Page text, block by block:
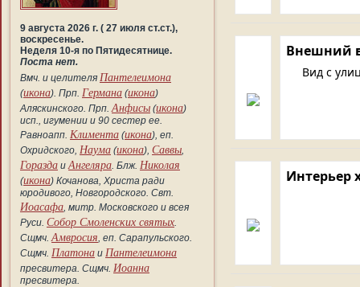
9 августа 2026 г. ( 27 июля ст.ст.),
воскресенье.
Неделя 10-я по Пятидесятнице.
Поста нет.
Вмч. и целителя Пантелеимона
(икона). Прп. Германа (икона)
Аляскинского. Прп.Анфисы (икона)
исп., игумении и 90 сестер ее.
Равноапп. Климента (икона), еп.
Охридского, Наума (икона), Саввы,
Горазда иАнгеляра. Блж. Николая
(икона) Кочанова, Христа ради
юродивого, Новгородского. Свт.
Иоасафа, митр. Московского и всея
Руси. Собор Смоленских святых.
Сщмч.Амвросия, еп. Сарапульского.
Сщмч. Платона и Пантелеимона
пресвитера. Сщмч. Иоанна
пресвитера.
Внешний
Вид с
Интерьер